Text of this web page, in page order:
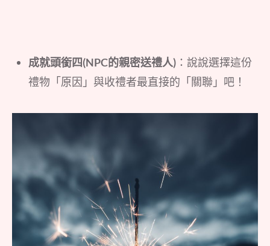
成就頭銜四(NPC的親密送禮人) ：說說選擇這份
禮物「原因」與收禮者最直接的「關聯」吧！